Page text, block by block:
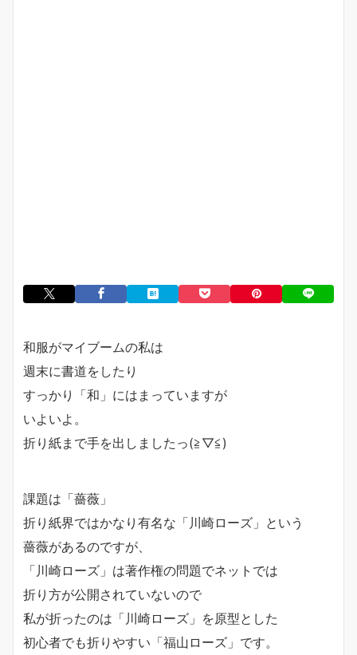
和服がマイブームの私は
週末に書道をしたり
すっかり「和」にはまっていますが
いよいよ。
折り紙まで手を出しましたっ(≧▽≦)
課題は「薔薇」
折り紙界ではかなり有名な「川崎ローズ」という
薔薇があるのですが、
「川崎ローズ」は著作権の問題でネットでは
折り方が公開されていないので
私が折ったのは「川崎ローズ」を原型とした
初心者でも折りやすい「福山ローズ」です。